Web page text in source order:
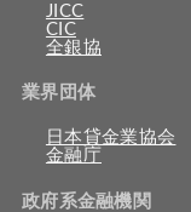
JICC
CIC
全銀協
業界団体
日本貸金業協会
金融庁
政府系金融機関